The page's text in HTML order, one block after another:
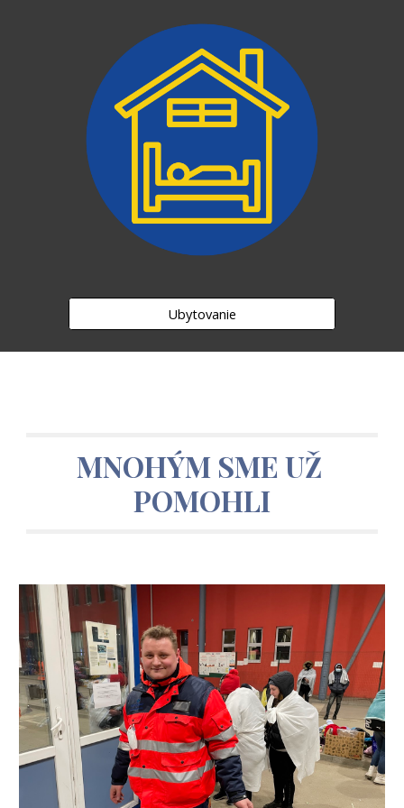
Ubytovanie
MNOHÝM SME UŽ
POMOHLI